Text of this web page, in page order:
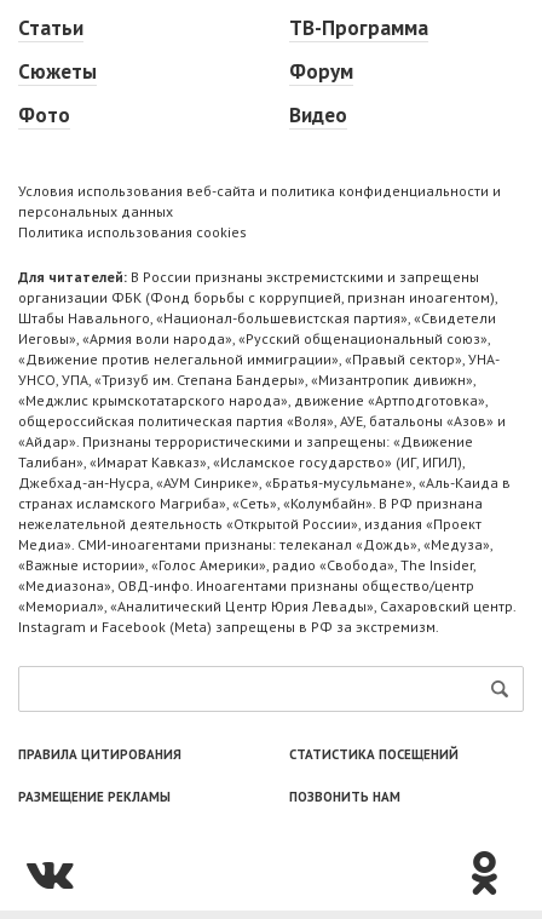
Статьи
Сюжеты
Фото
ТВ-Программа
Форум
Видео
Условия использования веб-сайта и политика конфиденциальности и
персональных данных
Политика использования cookies
Для читателей: В России признаны экстремистскими и запрещены
организации ФБК (Фонд борьбы с коррупцией, признан иноагентом),
Штабы Навального, «Национал-большевистская партия», «Свидетели
Иеговы», «Армия воли народа», «Русский общенациональный союз»,
«Движение против нелегальной иммиграции», «Правый сектор», УНА-
УНСО, УПА, «Тризуб им. Степана Бандеры», «Мизантропик дивижн»,
«Меджлис крымскотатарского народа», движение «Артподготовка»,
общероссийская политическая партия «Воля», АУЕ, батальоны «Азов» и
«Айдар». Признаны террористическими и запрещены: «Движение
Талибан», «Имарат Кавказ», «Исламское государство» (ИГ, ИГИЛ),
Джебхад-ан-Нусра, «АУМ Синрике», «Братья-мусульмане», «Аль-Каида в
странах исламского Магриба», «Сеть», «Колумбайн». В РФ признана
нежелательной деятельность «Открытой России», издания «Проект
Медиа». СМИ-иноагентами признаны: телеканал «Дождь», «Медуза»,
«Важные истории», «Голос Америки», радио «Свобода», The Insider,
«Медиазона», ОВД-инфо. Иноагентами признаны общество/центр
«Мемориал», «Аналитический Центр Юрия Левады», Сахаровский центр.
Instagram и Facebook (Metа) запрещены в РФ за экстремизм.
ПРАВИЛА ЦИТИРОВАНИЯ СТАТИСТИКА ПОСЕЩЕНИЙ
РАЗМЕЩЕНИЕ РЕКЛАМЫ ПОЗВОНИТЬ НАМ